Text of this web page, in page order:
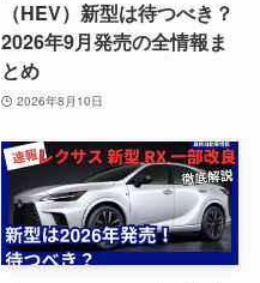
（HEV）新型は待つべき？
2026年9月発売の全情報ま
とめ
2026年8月10日